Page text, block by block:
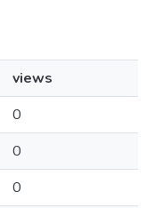
views
0
0
0